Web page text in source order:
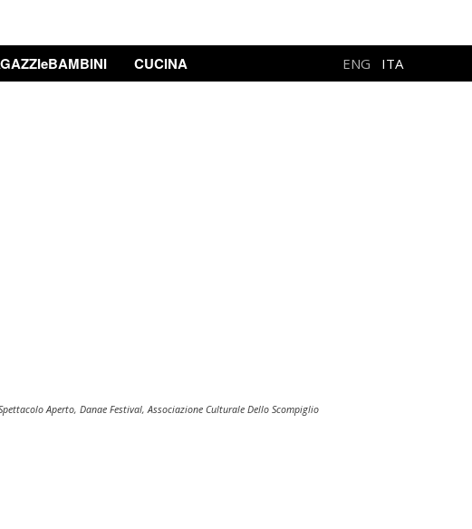
CUCINA ENG ITA
Aperto, Danae Festival, Associazione Culturale Dello Scompiglio